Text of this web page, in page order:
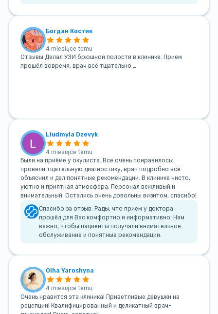
Богдан Костик
4 miesiące temu
Отзывы Делал УЗИ брюшной полости в клинике. Приём
прошёл вовремя, врач всё тщательно …
Liudmyla Dzevyk
4 miesiące temu
Были на приёме у окулиста. Все очень понравилось:
провели тщательную диагностику, врач подробно всё
объяснил и дал понятные рекомендации. В клинике чисто,
уютно и приятная атмосфера. Персонал вежливый и
внимательный. Остались очень довольны визитом, спасибо!
Спасибо за отзыв. Рады, что прием у доктора
прошёл для Вас комфортно и информативно. Нам
важно, чтобы пациенты получали внимательное
обслуживание и понятные рекомендации.
Olha Yaroshyna
4 miesiące temu
Очень нравится эта клиника! Приветливые девушки на
рецепции! Квалифицированный и деликатный врач-